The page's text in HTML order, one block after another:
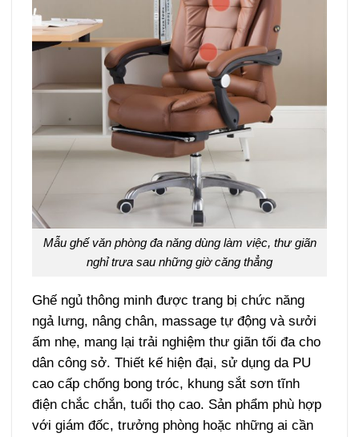
Mẫu ghế văn phòng đa năng dùng làm việc, thư giãn
nghỉ trưa sau những giờ căng thẳng
Ghế ngủ thông minh được trang bị chức năng
ngả lưng, nâng chân, massage tự động và sưởi
ấm nhẹ, mang lại trải nghiệm thư giãn tối đa cho
dân công sở. Thiết kế hiện đại, sử dụng da PU
cao cấp chống bong tróc, khung sắt sơn tĩnh
điện chắc chắn, tuổi thọ cao. Sản phẩm phù hợp
với giám đốc, trưởng phòng hoặc những ai cần